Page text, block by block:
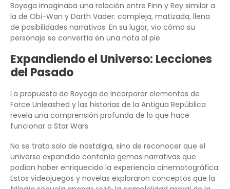
Boyega imaginaba una relación entre Finn y Rey similar a
la de Obi-Wan y Darth Vader: compleja, matizada, llena
de posibilidades narrativas. En su lugar, vio cómo su
personaje se convertía en una nota al pie.
Expandiendo el Universo: Lecciones
del Pasado
La propuesta de Boyega de incorporar elementos de
Force Unleashed y las historias de la Antigua República
revela una comprensión profunda de lo que hace
funcionar a Star Wars.
No se trata solo de nostalgia, sino de reconocer que el
universo expandido contenía gemas narrativas que
podían haber enriquecido la experiencia cinematográfica.
Estos videojuegos y novelas exploraron conceptos que la